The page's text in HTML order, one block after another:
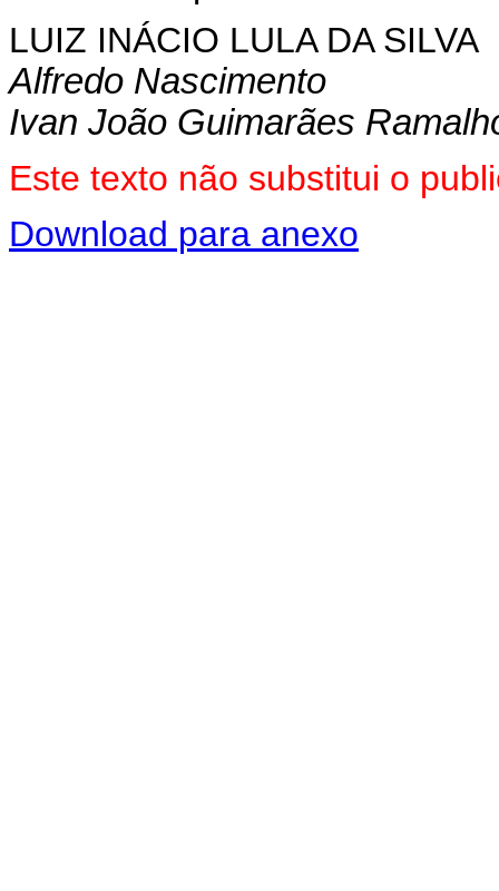
LUIZ INÁCIO LULA DA SILVA
Alfredo Nascimento
Ivan João Guimarães
Este texto não substitui o
Download para anexo